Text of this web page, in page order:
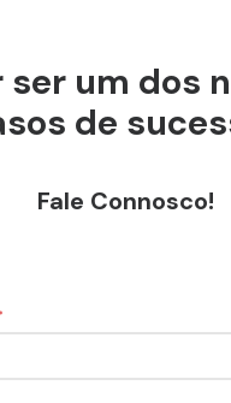
ser um dos
de
Fale Connosco!